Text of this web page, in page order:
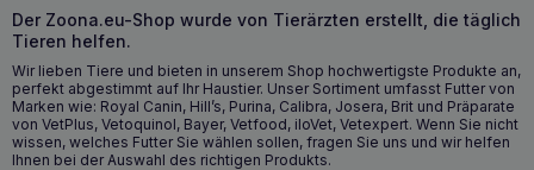
Der Zoona.eu-Shop wurde von Tierärzten erstellt, die täglich
Tieren helfen.
Wir lieben Tiere und bieten in unserem Shop hochwertigste Produkte an,
perfekt abgestimmt auf Ihr Haustier. Unser Sortiment umfasst Futter von
Marken wie: Royal Canin, Hill’s, Purina, Calibra, Josera, Brit und Präparate
von VetPlus, Vetoquinol, Bayer, Vetfood, iloVet, Vetexpert. Wenn Sie nicht
wissen, welches Futter Sie wählen sollen, fragen Sie uns und wir helfen
Ihnen bei der Auswahl des richtigen Produkts.